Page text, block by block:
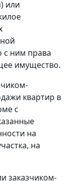
или
с ним права
имущество.
квартир в
с
на
на
заказчиком-